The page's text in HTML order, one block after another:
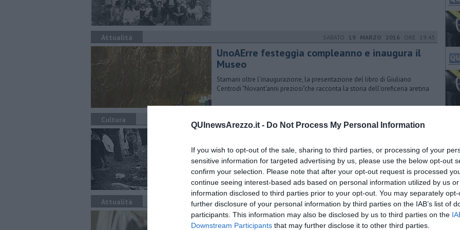
QUInewsArezzo.it - Do Not Process My Personal Information
If you wish to opt-out of the sale, sharing to third parties, or processing of your
sensitive information for targeted advertising by us, please use the below opt-out
confirm your selection. Please note that after your opt-out request is processed
continue seeing interest-based ads based on personal information utilized by us
information disclosed to third parties prior to your opt-out. You may separately
further disclosure of your personal information by third parties on the IAB’s list of
participants. This information may also be disclosed by us to third parties on the
Downstream Participants that may further disclose it to other third parties.
Attualità SABATO 19 MARZO 2016 ORE 19:45
UnoAErre festeggia compleanno e inaugura il
Museo
Stamani oltre l'inaugurazione, la presentazione del libro di Giuliano
Centrodi "Novant'anni preziosi"che racconta la storia dell'oreficeria aretina
Cultura
orientale
E' iniziato il viaggio di studio organizzato dalla Regione sull'Alto Adriatico
in occasione della Giornata del rcordo delle vittime delle Foibe
Attualità MERCOLEDÌ25 APRILE 2018ORE 14:10
​Che ve ne sembra dell’America?